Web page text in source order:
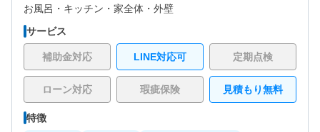
お風呂・ キッチン・ 家全体・ 外壁
サービス
補助金対応 LINE対応可 定期点検
ローン対応 瑕疵保険 見積もり無料
特徴